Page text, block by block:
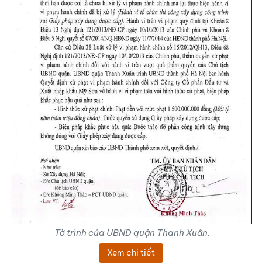
Tờ trình của UBND quận Thanh Xuân.
Xem chi tiết